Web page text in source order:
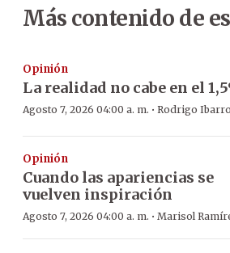
Más contenido de
Opinión
La realidad no cabe en el
Agosto 7, 2026 04:00 a. m. · Rodrigo
Opinión
Cuando las apariencias se
vuelven inspiración
Agosto 7, 2026 04:00 a. m. · Marisol